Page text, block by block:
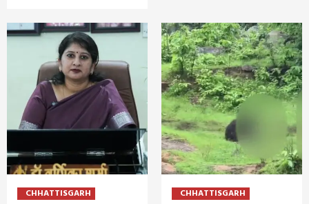
CHHATTISGARH
CHHATTISGARH